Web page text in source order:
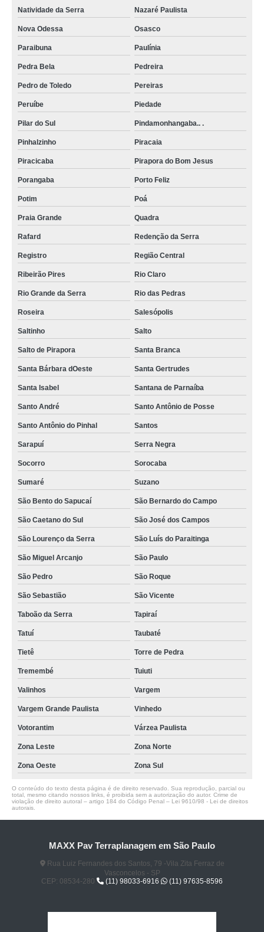
Natividade da Serra Nazaré Paulista
Nova Odessa Osasco
Paraibuna Paulínia
Pedra Bela Pedreira
Pedro de Toledo Pereiras
Peruíbe Piedade
Pilar do Sul Pindamonhangaba.. .
Pinhalzinho Piracaia
Piracicaba Pirapora do Bom Jesus
Porangaba Porto Feliz
Potim Poá
Praia Grande Quadra
Rafard Redenção da Serra
Registro Região Central
Ribeirão Pires Rio Claro
Rio Grande da Serra Rio das Pedras
Roseira Salesópolis
Saltinho Salto
Salto de Pirapora Santa Branca
Santa Bárbara dOeste Santa Gertrudes
Santa Isabel Santana de Parnaíba
Santo André Santo Antônio de Posse
Santo Antônio do Pinhal Santos
Sarapuí Serra Negra
Socorro Sorocaba
Sumaré Suzano
São Bento do Sapucaí São Bernardo do Campo
São Caetano do Sul São José dos Campos
São Lourenço da Serra São Luís do Paraitinga
São Miguel Arcanjo São Paulo
São Pedro São Roque
São Sebastião São Vicente
Taboão da Serra Tapiraí
Tatuí Taubaté
Tietê Torre de Pedra
Tremembé Tuiuti
Valinhos Vargem
Vargem Grande Paulista Vinhedo
Votorantim Várzea Paulista
Zona Leste Zona Norte
Zona Oeste Zona Sul
O conteúdo do texto desta página é de direito reservado. Sua reprodução, parcial ou
total, mesmo citando nossos links, é proibida sem a autorização do autor. Crime de
violação de direito autoral – artigo 184 do Código Penal – Lei 9610/98 - Lei de direitos
autorais
MAXX Pav Terraplanagem em São Paulo
Rua Luiz Fernandes dos Santos, 79 -Vila Zita Ferraz de
Vasconcelos - SP
CEP: 08534-280
(11) 98033-6916 (11) 97635-8596